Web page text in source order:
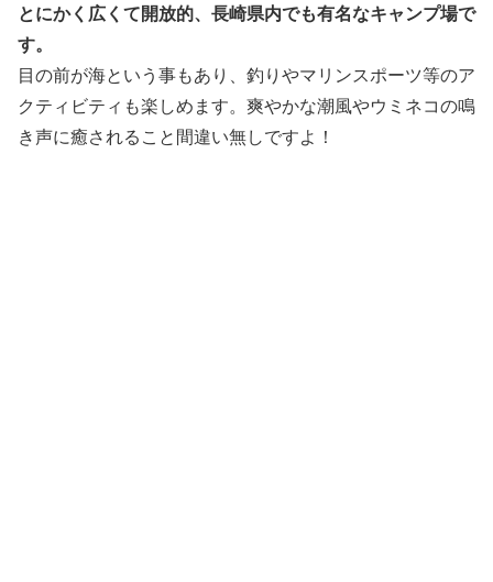
とにかく広くて開放的、長崎県内でも有名なキャンプ場で
す。
目の前が海という事もあり、釣りやマリンスポーツ等のア
クティビティも楽しめます。爽やかな潮風やウミネコの鳴
き声に癒されること間違い無しですよ！